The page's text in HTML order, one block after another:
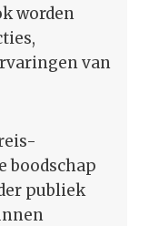
worden
van
boodschap
publiek